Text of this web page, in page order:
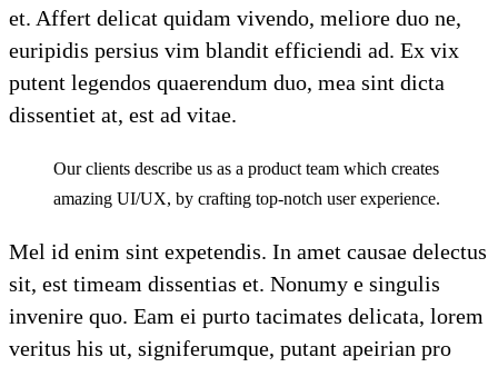
et. Affert delicat quidam vivendo, meliore duo ne,
euripidis persius vim blandit efficiendi ad. Ex vix
putent legendos quaerendum duo, mea sint dicta
dissentiet at, est ad vitae.
Our clients describe us as a product team which creates
amazing UI/UX, by crafting top-notch user experience.
Mel id enim sint expetendis. In amet causae delectus
sit, est timeam dissentias et. Nonumy e singulis
invenire quo. Eam ei purto tacimates delicata, lorem
veritus his ut, signiferumque, putant apeirian pro